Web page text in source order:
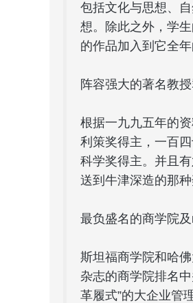
包括文化与思想、
想。除此之外，学
的作品加入到它全
阵容强大的著名教
根据一九九五年的
利策奖得主，一百
科学奖得主。并且
送到牛津深造的那种
最负盛名的商学院
斯坦福商学院和哈
杂志的商学院排名
革履式”的大企业管